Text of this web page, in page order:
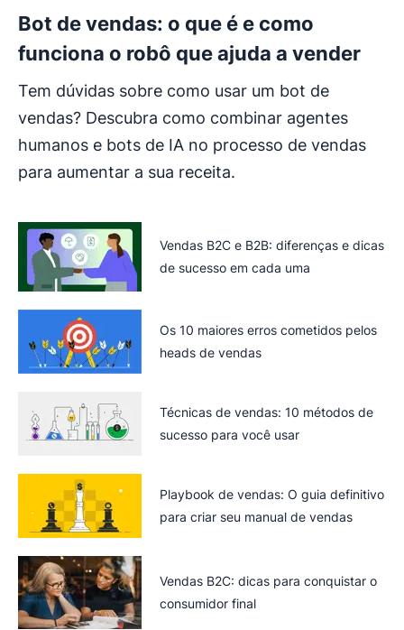
Bot de vendas: o que é e como
funciona o robô que ajuda a vender
Tem dúvidas sobre como usar um bot de
vendas? Descubra como combinar agentes
humanos e bots de IA no processo de vendas
para aumentar a sua receita.
Vendas B2C e B2B: diferenças e dicas
de sucesso em cada uma
Os 10 maiores erros cometidos pelos
heads de vendas
Técnicas de vendas: 10 métodos de
sucesso para você usar
Playbook de vendas: O guia definitivo
para criar seu manual de vendas
Vendas B2C: dicas para conquistar o
consumidor final